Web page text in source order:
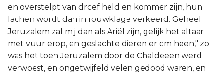
en overstelpt van droef held en kommer zijn, hun
lachen wordt dan in rouwklage verkeerd. Geheel
Jeruzalem zal mij dan als Ariël zijn, gelijk het altaar
met vuur erop, en geslachte dieren er om heen," zo
was het toen Jeruzalem door de Chaldeeën werd
verwoest, en ongetwijfeld velen gedood waren, en